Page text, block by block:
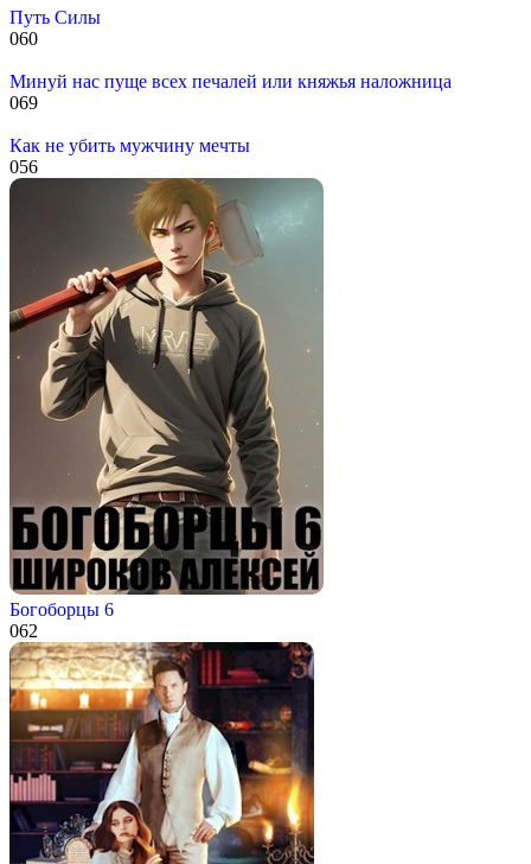
Путь Силы
060
Минуй нас пуще всех печалей или княжья наложница
069
Как не убить мужчину мечты
056
Богоборцы 6
062